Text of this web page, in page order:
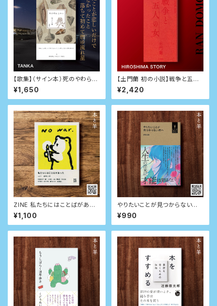
【歌集】（サイン本）死のやわらか
い（本と羊特別直筆短歌・イラス
ト入り）
¥1,650
【土門蘭 初の小説】戦争と五人
の女（サイン本）京都文鳥社版
¥2,420
ZINE 私たちにはことばがあっ
た vol.1〈政治と私〉
¥1,100
やりたいことが見つからない君
へ (小学館Youth Books)
¥990